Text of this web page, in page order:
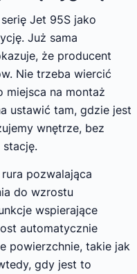
Jet 95S jako
Już sama
że producent
Nie trzeba wiercić
miejsca na montaż
ustawić tam, gdzie jest
wnętrze, bez
stację.
pozwalająca
do wzrostu
wspierające
automatycznie
powierzchnie, takie jak
gdy jest to